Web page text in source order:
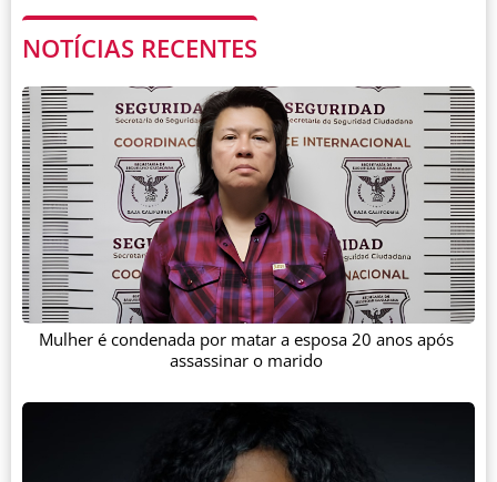
NOTÍCIAS RECENTES
Mulher é condenada por matar a esposa 20 anos após
assassinar o marido